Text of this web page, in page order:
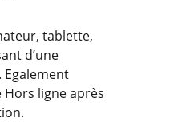
tablette,
d’une
Hors ligne après